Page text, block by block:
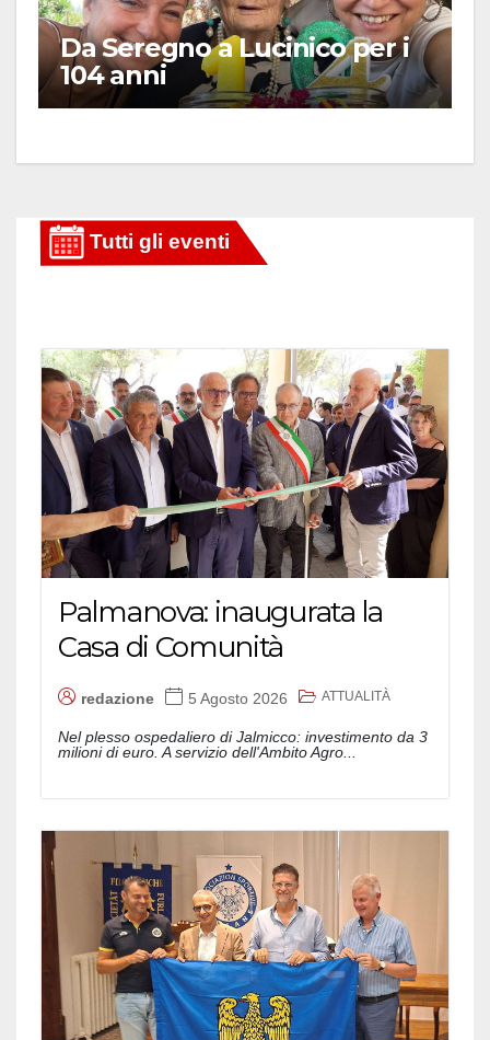
Da Seregno a Lucinico per i
104 anni
Palmanova: inaugurata la
Casa di Comunità
redazione 5 Agosto 2026 ATTUALITÀ
Nel plesso ospedaliero di Jalmicco: investimento da 3
milioni di euro. A servizio dell'Ambito Agro...